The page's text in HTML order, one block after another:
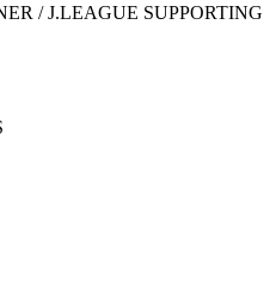
/ J.LEAGUE SUPPORTING